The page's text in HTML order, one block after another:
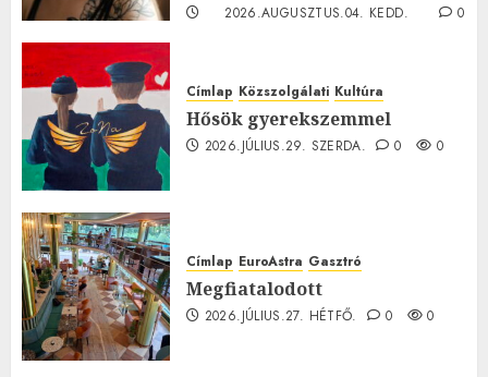
2026.AUGUSZTUS.04. KEDD.
0
Címlap Közszolgálati Kultúra
Hősök gyerekszemmel
2026.JÚLIUS.29. SZERDA. 0 0
Címlap EuroAstra Gasztró
Megfiatalodott
2026.JÚLIUS.27. HÉTFŐ. 0 0